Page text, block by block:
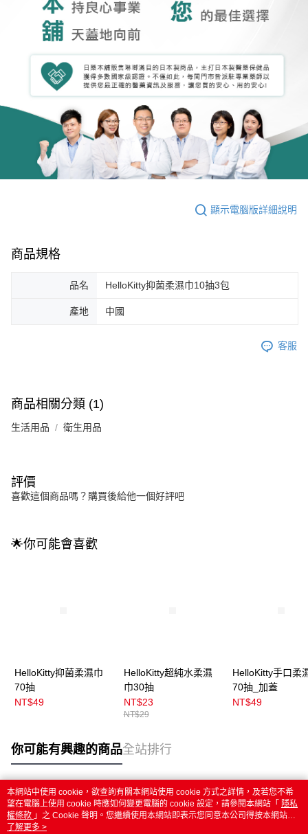
顯示電腦版詳細說明
商品規格
品名 HelloKitty抑菌柔濕巾10抽3包
產地 中國
客服
商品相關分類 (1)
生活用品 衛生用品
評價
喜歡這個商品嗎？購買後給他一個好評吧
🌟你可能會喜歡
HelloKitty抑菌柔濕巾
70抽
NT$49
HelloKitty超純水柔濕
巾30抽
NT$23
NT$29
HelloKitty手口柔
70抽_加蓋
NT$49
你可能有興趣的商品全站排行
熱門標籤
本網站中使用 cookie，欲查詢有關本網站使用 cookie 方式之詳情，及若您不希
望在電腦上使用 cookie 時應如何變更電腦的 cookie 設定，請參閱本網站「 隱私
權條款 」之 Cookie 聲明。您繼續使用本網站即表示您同意本公司得按本網站使
用條款之 Cookie 聲明使用 cookie。
了解更多 >